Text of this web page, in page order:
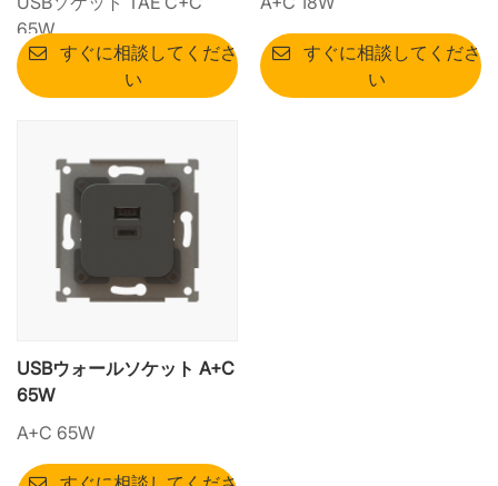
65W
すぐに相談してくださ
い
すぐに相談してくださ
い
USBウォールソケット A+C
65W
A+C 65W